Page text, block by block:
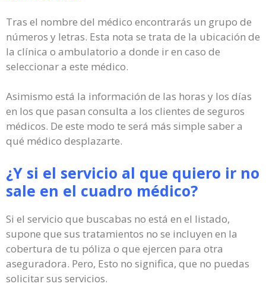
Tras el nombre del médico encontrarás un grupo de
números y letras. Esta nota se trata de la ubicación de
la clínica o ambulatorio a donde ir en caso de
seleccionar a este médico.
Asimismo está la información de las horas y los días
en los que pasan consulta a los clientes de seguros
médicos. De este modo te será más simple saber a
qué médico desplazarte.
¿Y si el servicio al que quiero ir no
sale en el cuadro médico?
Si el servicio que buscabas no está en el listado,
supone que sus tratamientos no se incluyen en la
cobertura de tu póliza o que ejercen para otra
aseguradora. Pero, Esto no significa, que no puedas
solicitar sus servicios.